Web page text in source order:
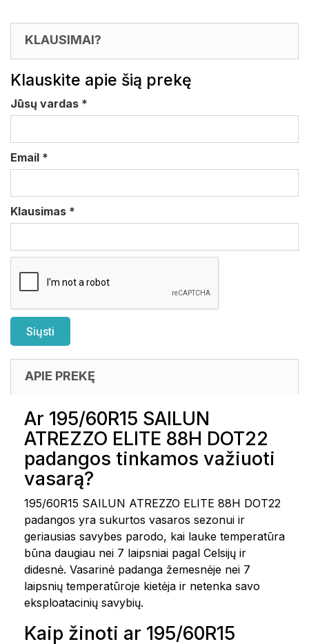
KLAUSIMAI?
Klauskite apie šią prekę
Jūsų vardas *
Email *
Klausimas *
APIE PREKĘ
Ar 195/60R15 SAILUN
ATREZZO ELITE 88H DOT22
padangos tinkamos važiuoti
vasarą?
195/60R15 SAILUN ATREZZO ELITE 88H DOT22
padangos yra sukurtos vasaros sezonui ir
geriausias savybes parodo, kai lauke temperatūra
būna daugiau nei 7 laipsniai pagal Celsijų ir
didesnė. Vasarinė padanga žemesnėje nei 7
laipsnių temperatūroje kietėja ir netenka savo
eksploatacinių savybių.
Kaip žinoti ar 195/60R15